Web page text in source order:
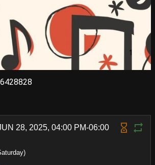
28, 2025, 04:00 PM-06:00